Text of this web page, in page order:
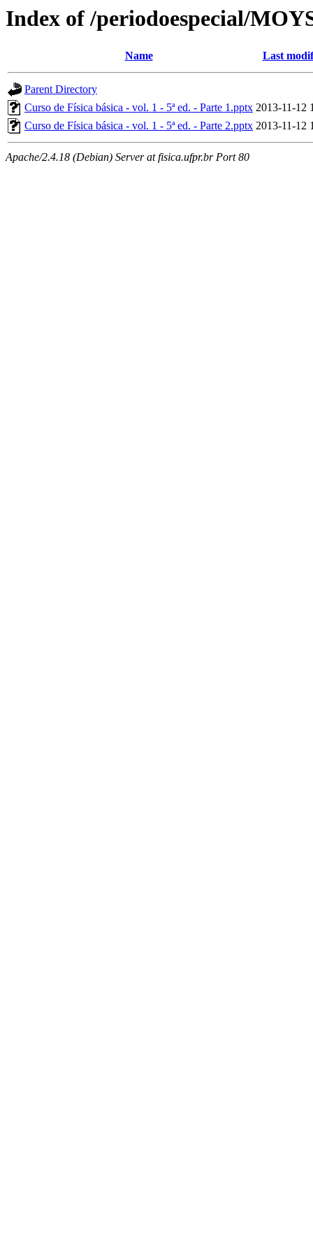
Index of /periodoespecial/
Name Last
Parent Directory
Curso de Física básica - vol. 1 - 5ª ed. - Parte 1.pptx 2013-11-12
Curso de Física básica - vol. 1 - 5ª ed. - Parte 2.pptx 2013-11-12
Apache/2.4.18 (Debian) Server at fisica.ufpr.br Port 80